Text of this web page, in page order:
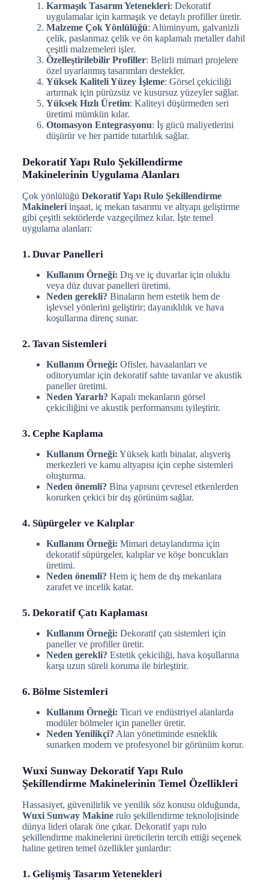
Karmaşık Tasarım Yetenekleri: Dekoratif
uygulamalar için karmaşık ve detaylı profiller üretir.
Malzeme Çok Yönlülüğü: Alüminyum, galvanizli
çelik, paslanmaz çelik ve ön kaplamalı metaller dahil
çeşitli malzemeleri işler.
Özelleştirilebilir Profiller: Belirli mimari projelere
özel uyarlanmış tasarımları destekler.
Yüksek Kaliteli Yüzey İşleme: Görsel çekiciliği
artırmak için pürüzsüz ve kusursuz yüzeyler sağlar.
Yüksek Hızlı Üretim: Kaliteyi düşürmeden seri
üretimi mümkün kılar.
Otomasyon Entegrasyonu: İş gücü maliyetlerini
düşürür ve her partide tutarlılık sağlar.
Dekoratif Yapı Rulo Şekillendirme
Makinelerinin Uygulama Alanları
Çok yönlülüğü Dekoratif Yapı Rulo Şekillendirme
Makineleriinşaat, iç mekan tasarımı ve altyapı geliştirme
gibi çeşitli sektörlerde vazgeçilmez kılar. İşte temel
uygulama alanları:
1. Duvar Panelleri
Kullanım Örneği: Dış ve iç duvarlar için oluklu
veya düz duvar panelleri üretimi.
Neden gerekli? Binaların hem estetik hem de
işlevsel yönlerini geliştirir; dayanıklılık ve hava
koşullarına direnç sunar.
2. Tavan Sistemleri
Kullanım Örneği: Ofisler, havaalanları ve
oditoryumlar için dekoratif sahte tavanlar ve akustik
paneller üretimi.
Neden Yararlı? Kapalı mekanların görsel
çekiciliğini ve akustik performansını iyileştirir.
3. Cephe Kaplama
Kullanım Örneği: Yüksek katlı binalar, alışveriş
merkezleri ve kamu altyapısı için cephe sistemleri
oluşturma.
Neden önemli? Bina yapısını çevresel etkenlerden
korurken çekici bir dış görünüm sağlar.
4. Süpürgeler ve Kalıplar
Kullanım Örneği: Mimari detaylandırma için
dekoratif süpürgeler, kalıplar ve köşe boncukları
üretimi.
Neden önemli? Hem iç hem de dış mekanlara
zarafet ve incelik katar.
5. Dekoratif Çatı Kaplaması
Kullanım Örneği: Dekoratif çatı sistemleri için
paneller ve profiller üretir.
Neden gerekli? Estetik çekiciliği, hava koşullarına
karşı uzun süreli koruma ile birleştirir.
6. Bölme Sistemleri
Kullanım Örneği: Ticari ve endüstriyel alanlarda
modüler bölmeler için paneller üretir.
Neden Yenilikçi? Alan yönetiminde esneklik
sunarken modern ve profesyonel bir görünüm korur.
Wuxi Sunway Dekoratif Yapı Rulo
Şekillendirme Makinelerinin Temel Özellikleri
Hassasiyet, güvenilirlik ve yenilik söz konusu olduğunda,
Wuxi Sunway Makinerulo şekillendirme teknolojisinde
dünya lideri olarak öne çıkar. Dekoratif yapı rulo
şekillendirme makinelerini üreticilerin tercih ettiği seçenek
haline getiren temel özellikler şunlardır:
1. Gelişmiş Tasarım Yetenekleri